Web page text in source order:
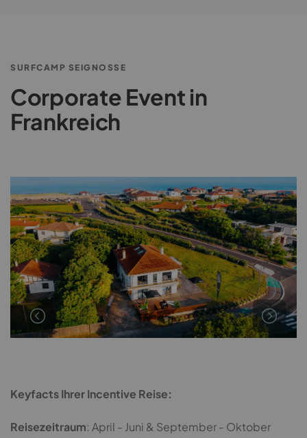
SURFCAMP SEIGNOSSE
Corporate Event in
Frankreich
Keyfacts Ihrer Incentive Reise:
Reisezeitraum: April - Juni & September - Oktober